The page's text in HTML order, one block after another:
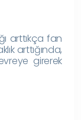
arttıkça fan
arttığında,
girerek